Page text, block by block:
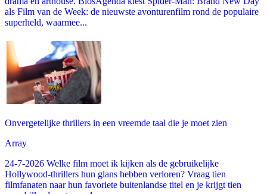
als Film van de Week: de nieuwste avonturenfilm rond de populaire
superheld, waarmee...
Onvergetelijke thrillers in een vreemde taal die je moet zien
Array
24-7-2026 Welke film moet ik kijken als de gebruikelijke
Hollywood-thrillers hun glans hebben verloren? Vraag tien
filmfanaten naar hun favoriete buitenlandse titel en je krijgt tien